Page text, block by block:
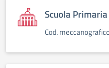
Scuola
Cod.